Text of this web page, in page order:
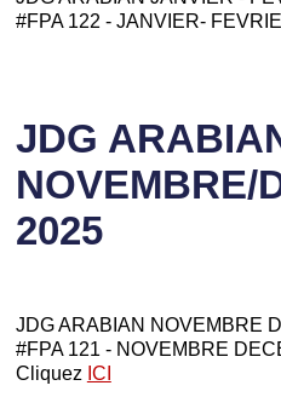
#FPA 122 - JANVIER-
JDG
NOVEMBRE/
2025
JDG ARABIAN NOVEMBRE
#FPA 121 - NOVEMBRE
Cliquez ICI